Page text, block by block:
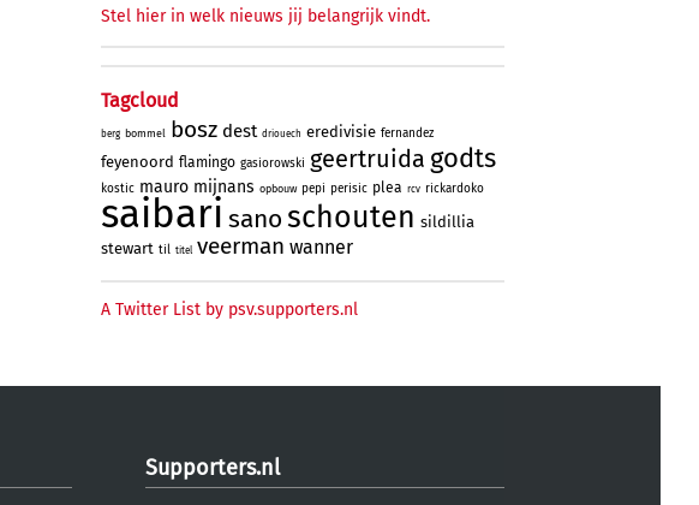
Stel hier in welk nieuws jij belangrijk vindt.
Tagcloud
berg bommel bosz dest driouech eredivisie fernandez
feyenoord flamingo gasiorowski geertruida godts
kostic mauro mijnans opbouw pepi perisic plea rcv rickardoko
saibari sanoschouten sildillia
stewart til titel veerman wanner
A Twitter List by psv.supporters.nl
Supporters.nl